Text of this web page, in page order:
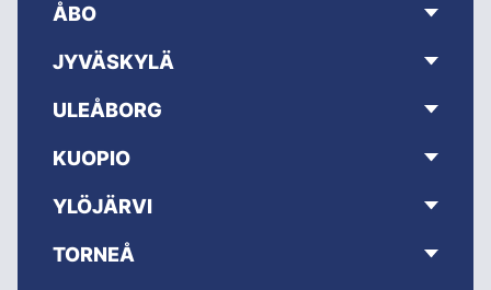
ÅBO
JYVÄSKYLÄ
ULEÅBORG
KUOPIO
YLÖJÄRVI
TORNEÅ